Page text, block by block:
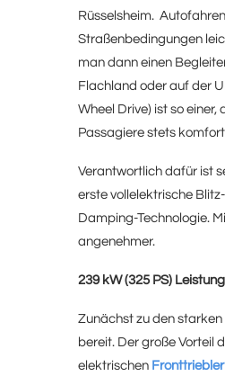
Rüsselsheim.
Straßenbedingungen
man dann einen
Flachland oder auf der
Wheel Drive) ist so
Passagiere stets
Verantwortlich dafür ist
erste vollelektrische
Damping-Technologie.
angenehmer.
239 kW (325 PS)
Zunächst zu den
bereit. Der große Vorteil
elektrischen Fronttriebler